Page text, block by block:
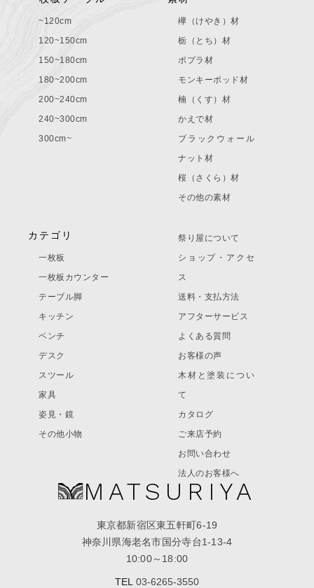
MATSURIYA
東京都新宿区東五軒町6-19
神奈川県海老名市国分寺台1-13-4
10:00～18:00
TEL 03-6265-3550
~120cm
120~150cm
150~180cm
180~200cm
200~240cm
240~300cm
300cm~
欅（けやき）材
栃（とち）材
ポプラ材
モンキーポッド材
楠（くす）材
かえで材
ブラックウォール
ナット材
桜（さくら）材
その他の素材
カテゴリ
一枚板
一枚板カウンター
テーブル脚
キッチン
ベンチ
デスク
スツール
家具
姿見・鏡
その他小物
祭り屋について
ショップ・アクセ
ス
送料・支払方法
アフターサービス
よくある質問
お客様の声
木材と塗装につい
て
カタログ
ご来店予約
お問い合わせ
法人のお客様へ